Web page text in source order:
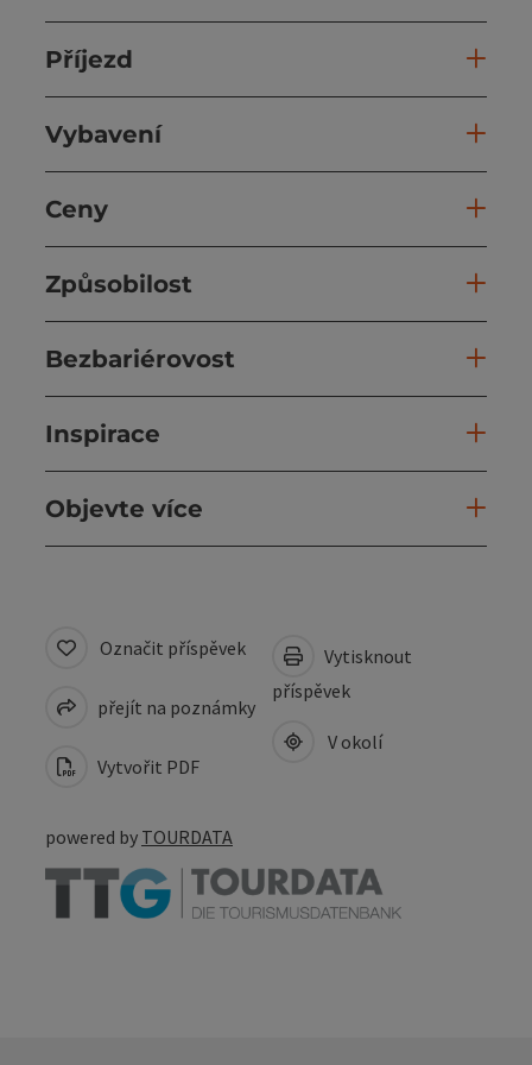
Příjezd
Vybavení
Ceny
Způsobilost
Bezbariérovost
Inspirace
Objevte více
Označit příspěvek
přejít na poznámky
Vytvořit PDF
Vytisknout
příspěvek
V okolí
powered by TOURDATA